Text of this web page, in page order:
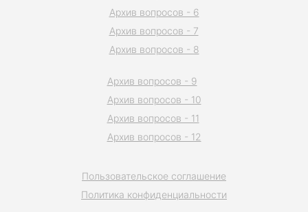
Пользовательское соглашение
Политика конфиденциальности
Архив вопросов - 6
Архив вопросов - 7
Архив вопросов - 8
Архив вопросов - 9
Архив вопросов - 10
Архив вопросов - 11
Архив вопросов - 12